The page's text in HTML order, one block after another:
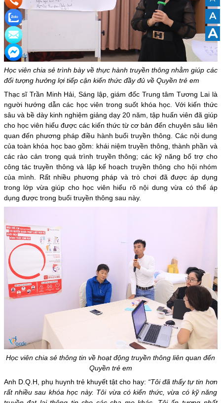
Học viên chia sẻ trình bày về thực hành truyền thông nhằm giúp các
đối tượng hưởng lợi tiếp cận kiến thức đầy đủ về Quyền trẻ em
Thạc sĩ Trần Minh Hải, Sáng lập, giám đốc Trung tâm Tương Lai là
người hướng dẫn các học viên trong suốt khóa học. Với kiến thức
sâu và bề dày kinh nghiệm giảng dạy 20 năm, tập huấn viên đã giúp
cho học viên hiểu được các kiến thức từ cơ bản đến chuyên sâu liên
quan đến phương pháp điều hành buổi truyền thông. Các nội dung
của toàn khóa học bao gồm: khái niệm truyền thông, thành phần và
các rào cản trong quá trình truyền thông; các kỹ năng bổ trợ cho
công tác truyền thông và lập kế hoạch truyền thông cho hội nhóm
của mình. Rất nhiều phương pháp và trò chơi đã được áp dụng
trong lớp vừa giúp cho học viên hiểu rõ nội dung vừa có thể áp
dụng được trong buổi truyền thông sau này.
Học viên chia sẻ thông tin về hoạt động truyền thông liên quan đến
Quyền trẻ em
Anh D.Q.H, phụ huynh trẻ khuyết tật cho hay: “Tôi đã thấy tự tin hơn
rất nhiều sau khóa học này. Tôi vừa có kiến thức, vừa có kỹ năng
A
A